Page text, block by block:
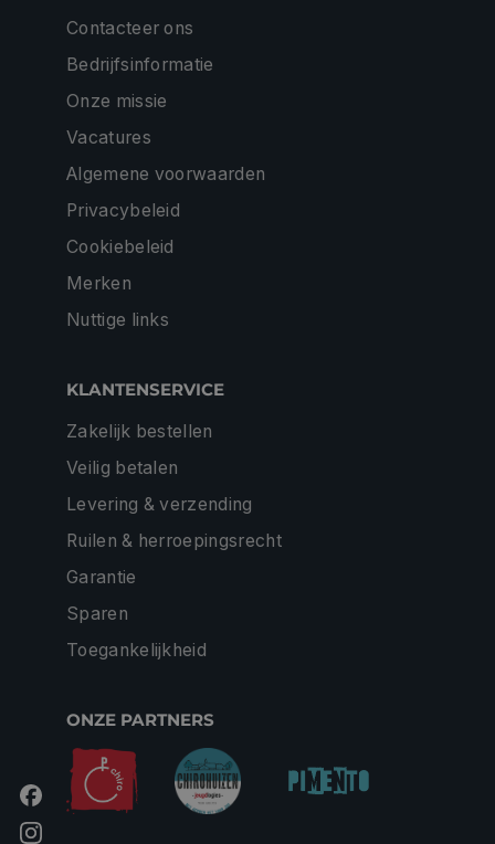
Contacteer ons
Bedrijfsinformatie
Onze missie
Vacatures
Algemene voorwaarden
Privacybeleid
Cookiebeleid
Merken
Nuttige links
KLANTENSERVICE
Zakelijk bestellen
Veilig betalen
Levering & verzending
Ruilen & herroepingsrecht
Garantie
Sparen
Toegankelijkheid
ONZE PARTNERS